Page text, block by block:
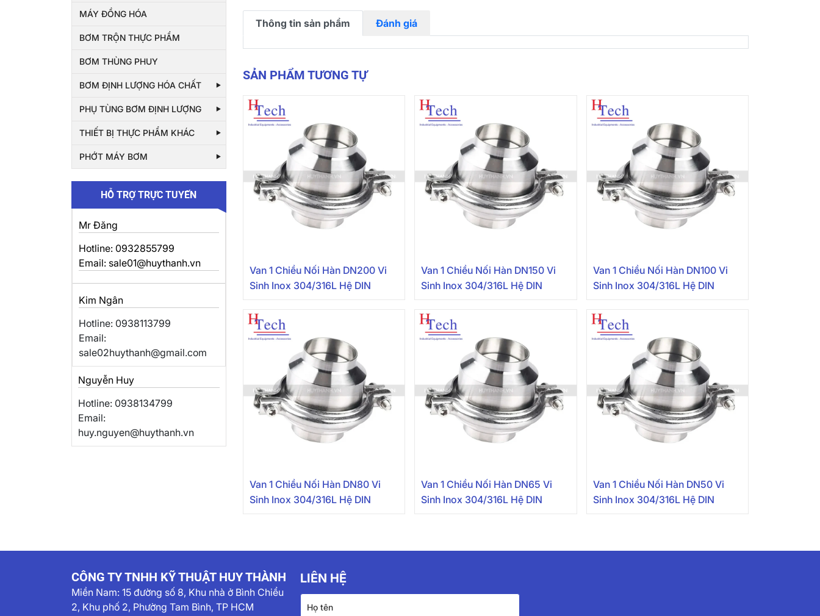
MÁY ĐỒNG HÓA
BƠM TRỘN THỰC PHẨM
BƠM THÙNG PHUY
BƠM ĐỊNH LƯỢNG HÓA CHẤT
PHỤ TÙNG BƠM ĐỊNH LƯỢNG
THIẾT BỊ THỰC PHẨM KHÁC
PHỚT MÁY BƠM
HỖ TRỢ TRỰC TUYẾN
Mr Đăng
Hotline: 0932855799
Email: sale01@huythanh.vn
Kim Ngân
Hotline: 0938113799
Email:
sale02huythanh@gmail.com
Nguyễn Huy
Hotline: 0938134799
Email:
huy.nguyen@huythanh.vn
Thông tin sản phẩm Đánh giá
SẢN PHẨM TƯƠNG TỰ
Van 1 Chiều Nối Hàn DN200 Vi
Sinh Inox 304/316L Hệ DIN
Van 1 Chiều Nối Hàn DN150 Vi
Sinh Inox 304/316L Hệ DIN
Van 1 Chiều Nối Hàn DN100 Vi
Sinh Inox 304/316L Hệ DIN
Van 1 Chiều Nối Hàn DN80 Vi
Sinh Inox 304/316L Hệ DIN
Van 1 Chiều Nối Hàn DN65 Vi
Sinh Inox 304/316L Hệ DIN
Van 1 Chiều Nối Hàn DN50 Vi
Sinh Inox 304/316L Hệ DIN
CÔNG TY TNHH KỸ THUẬT HUY THÀNH
Miền Nam: 15 đường số 8, Khu nhà ở Bình Chiểu
2, Khu phố 2, Phường Tam Bình, TP HCM
LIÊN HỆ